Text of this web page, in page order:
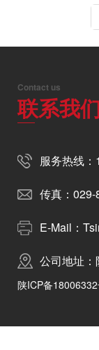
Contact us
联系我
服务热线
传真：
E-Mail：
公司地址
陕ICP备